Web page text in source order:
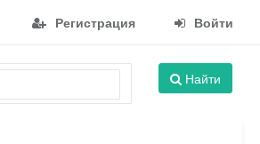
Регистрация Войти
Найти